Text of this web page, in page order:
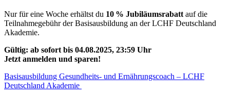
Nur für eine Woche erhältst du 10 % Jubiläumsrabatt auf die
Teilnahmegebühr der Basisausbildung an der LCHF Deutschland
Akademie.
Gültig: ab sofort bis 04.08.2025, 23:59 Uhr
Jetzt anmelden und sparen!
Basisausbildung Gesundheits- und Ernährungscoach – LCHF
Deutschland Akademie